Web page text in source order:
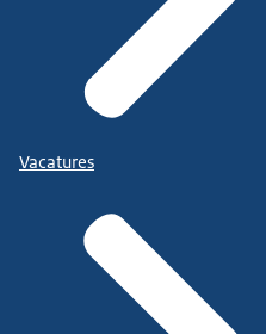
Vacatures